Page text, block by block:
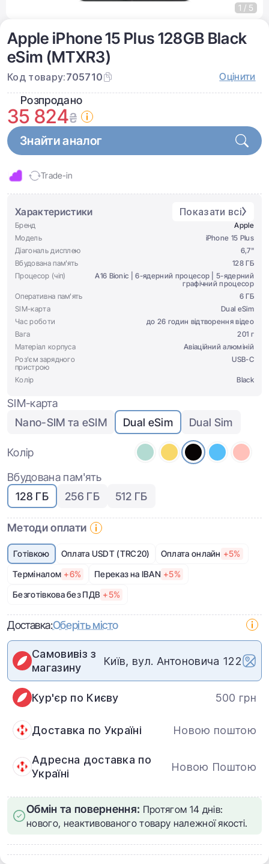
Apple iPhone 15 Plus 128GB Black
eSim (MTXR3)
Код товару:705710 Оцінити
Розпродано
35 824₴
Знайти аналог
Trade-in
Характеристики Показати всі
Бренд
Apple
Модель
iPhone 15 Plus
Діагональ дисплею
6,7"
Вбудована пам'ять
128 ГБ
Процесор (чіп)
A16 Bionic | 6-ядерний процесор | 5-ядерний
графічний процесор
Оперативна пам'ять
6 ГБ
SIM-карта
Dual eSim
Час роботи
до 26 годин відтворення відео
Вага
201 г
Матеріал корпуса
Авіаційний алюміній
Роз'єм зарядного
пристрою
USB-C
Колір Black
SIM-карта
Nano-SIM та eSIM
Dual eSim Dual Sim
Колір
Вбудована пам'ять
128 ГБ
256 ГБ 512 ГБ
Методи оплати
Готівкою Оплата USDT (TRC20) Оплата онлайн +5%
Терміналом +6% Переказ на IBAN +5%
Безготівкова без ПДВ +5%
Доставка:Оберіть місто
Самовивіз з
магазину
Київ, вул. Антоновича 122
Кур'єр по Києву 500 грн
Доставка по Україні Новою поштою
Адресна доставка по
Україні
Новою Поштою
Обмін та повернення: Протягом 14 днів:
нового, неактивованого товару належної якості.
1 / 5